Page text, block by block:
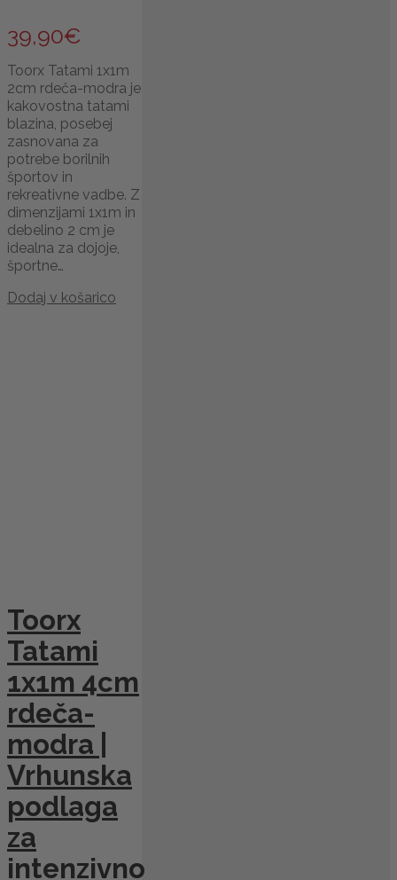
39,90€
Toorx Tatami 1x1m
2cm rdeča-modra je
kakovostna tatami
blazina, posebej
zasnovana za
potrebe borilnih
športov in
rekreativne vadbe. Z
dimenzijami 1x1m in
debelino 2 cm je
idealna za dojoje,
športne…
Dodaj v košarico
Toorx
Tatami
1x1m 4cm
rdeča-
modra |
Vrhunska
podlaga
za
intenzivno